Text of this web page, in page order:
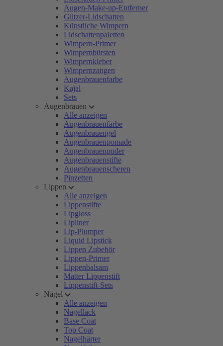
Augen-Make-up-Entferner
Glitzer-Lidschatten
Künstliche Wimpern
Lidschattenpaletten
Wimpern-Primer
Wimpernbürsten
Wimpernkleber
Wimpernzangen
Augenbrauenfarbe
Kajal
Sets
Augenbrauen
Alle anzeigen
Augenbrauenfarbe
Augenbrauengel
Augenbrauenpomade
Augenbrauenpuder
Augenbrauenstifte
Augenbrauenscheren
Pinzetten
Lippen
Alle anzeigen
Lippenstifte
Lipgloss
Lipliner
Lip-Plumper
Liquid Lipstick
Lippen Zubehör
Lippen-Primer
Lippenbalsam
Matter Lippenstift
Lippenstift-Sets
Nägel
Alle anzeigen
Nagellack
Base Coat
Top Coat
Nagelhärter